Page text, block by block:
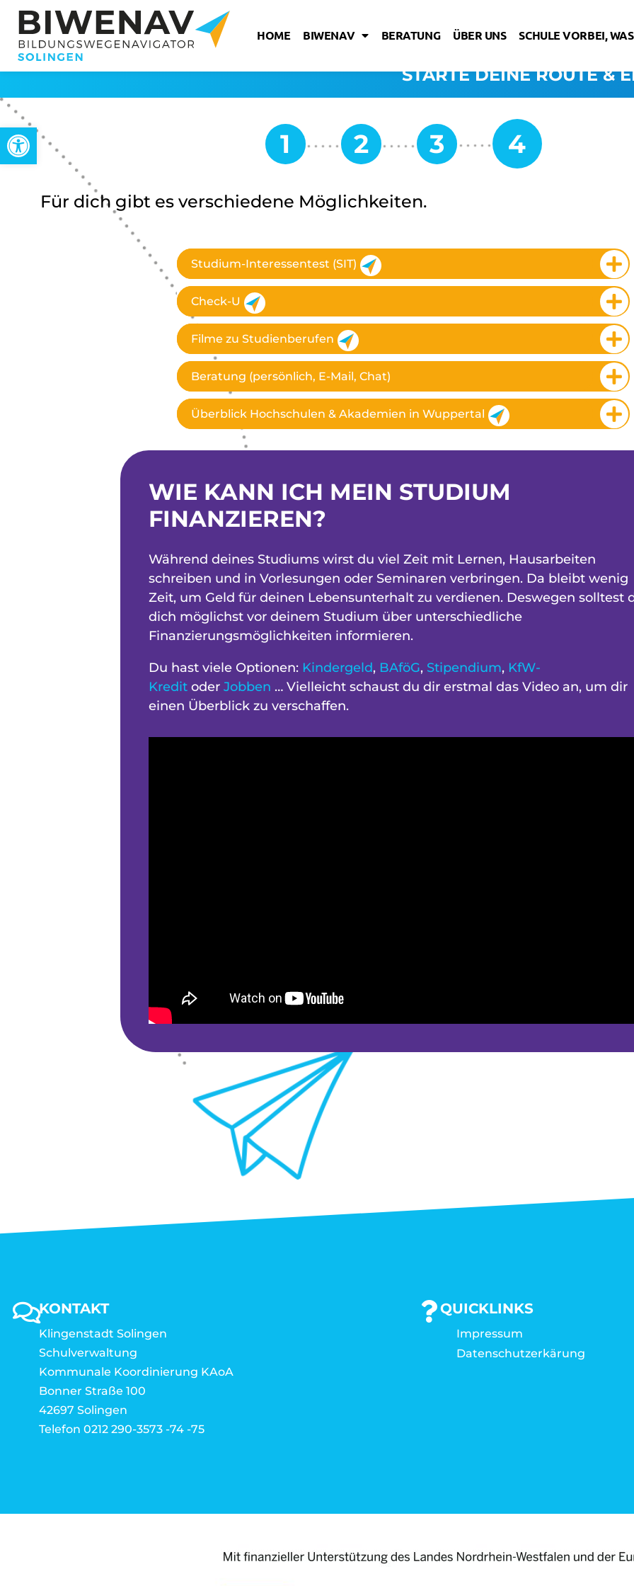
Werkzeugleiste öffnen
HOME BIWENAV BERATUNG ÜBER UNS SCHULE VORBEI,
STARTE DEINE ROUTE &
Für dich gibt es verschiedene Möglichkeiten.
Studium-Interessentest (SIT)
Check-U
Filme zu Studienberufen
Beratung (persönlich, E-Mail, Chat)
Überblick Hochschulen & Akademien in Wuppertal
WIE KANN ICH MEIN STUDIUM
FINANZIEREN?
Während deines Studiums wirst du viel Zeit mit Lernen, Hausarbeiten
schreiben und in Vorlesungen oder Seminaren verbringen. Da bleibt wenig
Zeit, um Geld für deinen Lebensunterhalt zu verdienen. Deswegen solltest
dich möglichst vor deinem Studium über unterschiedliche
Finanzierungsmöglichkeiten informieren.
Du hast viele Optionen: Kindergeld, BAföG, Stipendium, KfW-
Kredit oder Jobben … Vielleicht schaust du dir erstmal das Video an, um dir
einen Überblick zu verschaffen.
KONTAKT
Klingenstadt Solingen
Schulverwaltung
Kommunale Koordinierung KAoA
Bonner Straße 100
42697 Solingen
Telefon 0212 290-3573 -74 -75
QUICKLINKS
Impressum
Datenschutzerkärung